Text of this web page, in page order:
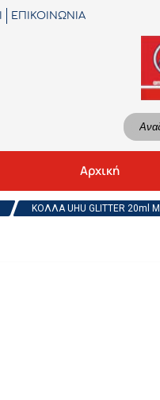
ΕΠΙΚΟΙΝΩΝΙΑ
Αρχική
ΚΟΛΛΑ UHU GLITTER 20ml